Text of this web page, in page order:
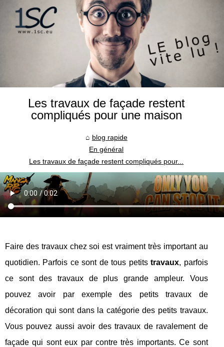
Les travaux de façade restent
compliqués pour une maison
blog rapide
En général
Les travaux de façade restent compliqués pour...
Faire des travaux chez soi est vraiment très important au
quotidien. Parfois ce sont de tous petitstravaux, parfois
ce sont des travaux de plus grande ampleur. Vous
pouvez avoir par exemple des petits travaux de
décoration qui sont dans la catégorie des petits travaux.
Vous pouvez aussi avoir des travaux de ravalement de
façade qui sont eux par contre très importants. Ce sont